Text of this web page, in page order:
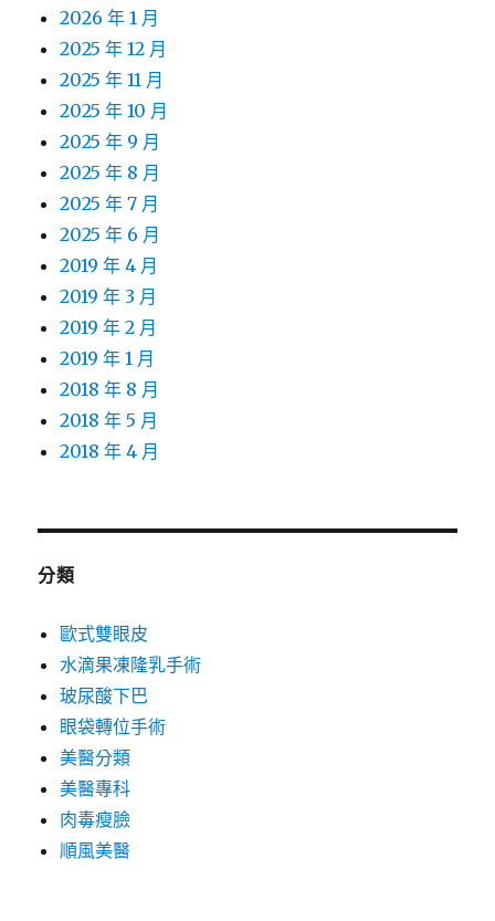
2026 年 1 月
2025 年 12 月
2025 年 11 月
2025 年 10 月
2025 年 9 月
2025 年 8 月
2025 年 7 月
2025 年 6 月
2019 年 4 月
2019 年 3 月
2019 年 2 月
2019 年 1 月
2018 年 8 月
2018 年 5 月
2018 年 4 月
分類
歐式雙眼皮
水滴果凍隆乳手術
玻尿酸下巴
眼袋轉位手術
美醫分類
美醫專科
肉毒瘦臉
順風美醫